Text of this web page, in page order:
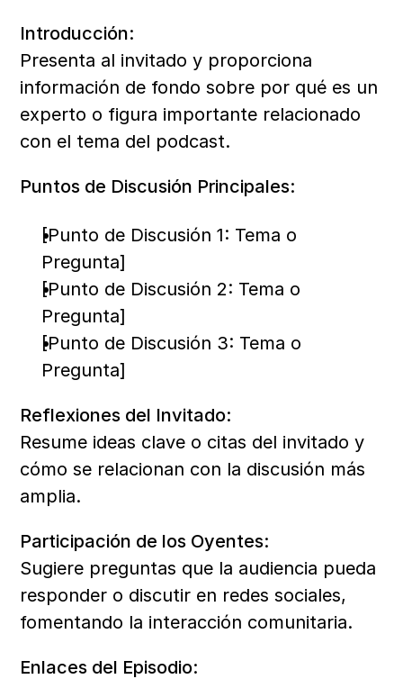
Introducción:
Presenta al invitado y proporciona
información de fondo sobre por qué es un
experto o figura importante relacionado
con el tema del podcast.
Puntos de Discusión Principales:
[Punto de Discusión 1: Tema o
Pregunta]
[Punto de Discusión 2: Tema o
Pregunta]
[Punto de Discusión 3: Tema o
Pregunta]
Reflexiones del Invitado:
Resume ideas clave o citas del invitado y
cómo se relacionan con la discusión más
amplia.
Participación de los Oyentes:
Sugiere preguntas que la audiencia pueda
responder o discutir en redes sociales,
fomentando la interacción comunitaria.
Enlaces del Episodio: